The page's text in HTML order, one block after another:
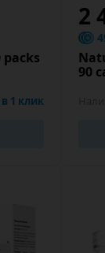
packs
1 клик
2
90